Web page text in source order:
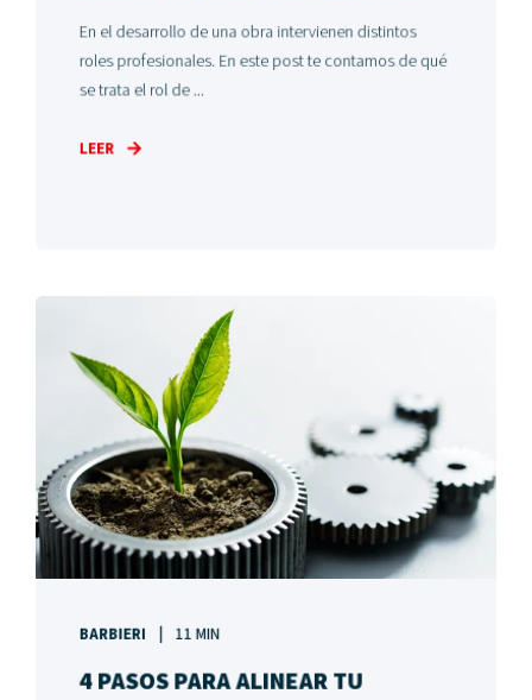
En el desarrollo de una obra intervienen distintos
roles profesionales. En este post te contamos de qué
se trata el rol de ...
LEER
BARBIERI 11 MIN
4 PASOS PARA ALINEAR TU